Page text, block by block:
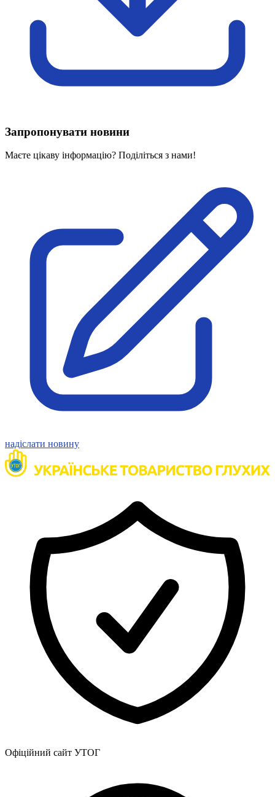
Харківська область
Херсонська область
Хмельницька область
Вивчаємо жестову мову
Дитяча сторінка
Новини про жестову мову
Проєкт "Жестова мова для поліцейських"
На допомогу військовим
Медична термінологія жестовою мовою
Нормативна база УТОГ
Конвенція ООН
Законодавство
Декларації
Документи ВФГ
Міжнародні документи
Запропонувати новини
Маєте цікаву інформацію? Поділіться з нами!
надіслати новину
Офіційний сайт УТОГ